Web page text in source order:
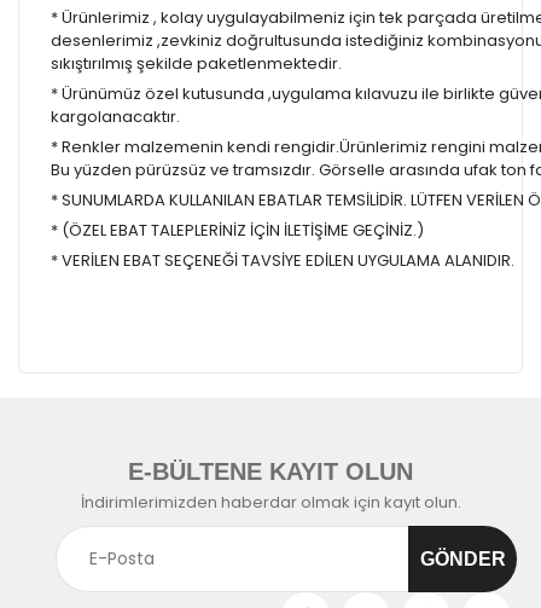
* Ürünlerimiz , kolay uygulayabilmeniz için tek parçada
desenlerimiz ,zevkiniz doğrultusunda istediğiniz
sıkıştırılmış şekilde paketlenmektedir.
* Ürünümüz özel kutusunda ,uygulama kılavuzu ile birlikte
kargolanacaktır.
* Renkler malzemenin kendi rengidir.Ürünlerimiz rengini
Bu yüzden pürüzsüz ve tramsızdır. Görselle arasında ufak ton
* SUNUMLARDA KULLANILAN EBATLAR TEMSİLİDİR. LÜTFEN VERİLEN
* (ÖZEL EBAT TALEPLERİNİZ İÇİN İLETİŞİME GEÇİNİZ.)
* VERİLEN EBAT SEÇENEĞİ TAVSİYE EDİLEN UYGULAMA ALANIDIR.
E-BÜLTENE KAYIT OLUN
İndirimlerimizden haberdar olmak için kayıt olun.